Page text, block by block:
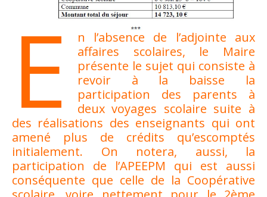
E
n l’absence de l’adjointe aux
affaires scolaires, le Maire
présente le sujet qui consiste à
revoir à la baisse la
participation des parents à
deux voyages scolaire suite à
des réalisations des enseignants qui ont
amené plus de crédits qu’escomptés
initialement. On notera, aussi, la
participation de l’APEEPM qui est aussi
conséquente que celle de la Coopérative